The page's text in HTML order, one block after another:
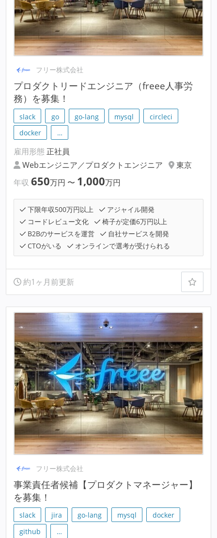
フリー株式会社
プロダクトリードエンジニア（freee人事労
務）を募集！
slack go go-lang mysql
circleci
docker
…
雇用形態 正社員
Webエンジニア／プロダクトエンジニア
東京
年収 650万円 〜 1,000万円
下限年収500万円以上
アジャイル開発
コードレビュー文化
椅子が定価6万円以上
B2Bのサービスを運営
自社サービスを開発
CTOがいる
オンラインで選考が受けられる
約1ヶ月前更新
フリー株式会社
事業責任者候補【プロダクトマネージャー】
を募集！
slack jira go-lang mysql
docker
github
…